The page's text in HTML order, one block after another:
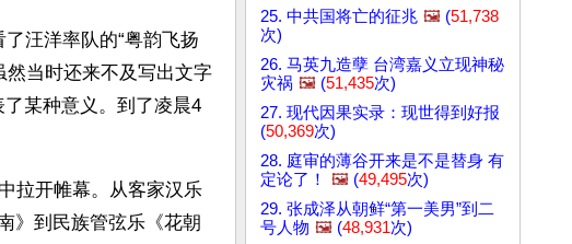
汪洋率队的“粤韵飞扬
然当时还来不及写出文字
某种意义。到了凌晨4
拉开帷幕。从客家汉乐
》到民族管弦乐《花朝
25. 中共国将亡的征兆 🖼️ (51,738
次)
26. 马英九造孽 台湾嘉义立现神秘
灾祸 🖼️ (51,435次)
27. 现代因果实录：现世得到好报
(50,369次)
28. 庭审的薄谷开来是不是替身 有
定论了！
🖼️ (49,495次)
29. 张成泽从朝鲜“第一美男”到二
号人物 🖼️ (48,931次)